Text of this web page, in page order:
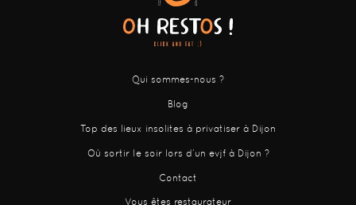
Qui sommes-nous ?
Blog
Top des lieux insolites à privatiser à Dijon
Où sortir le soir lors d’un evjf à Dijon ?
Contact
Vous êtes restaurateur